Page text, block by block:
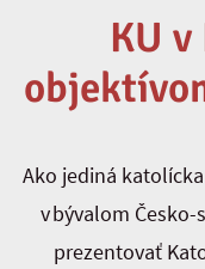
KU
Ako jediná
v bývalom
prezentovať